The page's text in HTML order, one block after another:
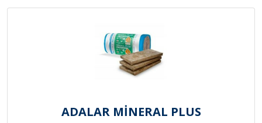
ADALAR MİNERAL PLUS